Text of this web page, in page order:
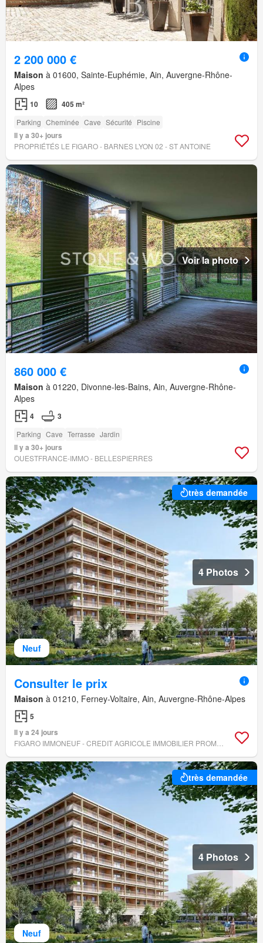
2 200 000 €
Maison à 01600, Sainte-Euphémie, Ain, Auvergne-Rhône-
Alpes
10 405 m²
Parking Cheminée Cave Sécurité Piscine
Il y a 30+ jours
PROPRIÉTÉS LE FIGARO - BARNES LYON 02 - ST ANTOINE
Voir la photo
860 000 €
Maison à 01220, Divonne-les-Bains, Ain, Auvergne-Rhône-
Alpes
4 3
Parking Cave Terrasse Jardin
Il y a 30+ jours
OUESTFRANCE-IMMO - BELLESPIERRES
Neuf
très demandée
4 Photos
Consulter le prix
Maison à 01210, Ferney-Voltaire, Ain, Auvergne-Rhône-Alpes
5
Il y a 24 jours
Neuf
très demandée
4 Photos